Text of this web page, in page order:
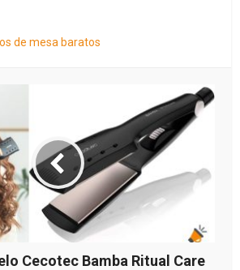
de mesa baratos
Cecotec Bamba Ritual Care